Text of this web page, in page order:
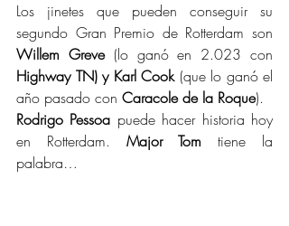
Los jinetes que pueden conseguir su
Willem Greve
Highway TN) y Karl Cook (que lo ganó el
año pasado con Caracole de la Roque).
Rodrigo Pessoa puede hacer historia hoy
en Rotterdam. Major Tom tiene la
palabra…